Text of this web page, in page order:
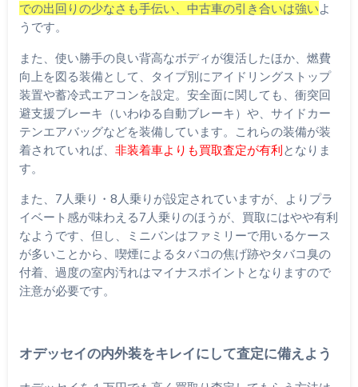
での出回りの少なさも手伝い、中古車の引き合いは強いよ
うです。
また、使い勝手の良い背高なボディが復活したほか、燃費
向上を図る装備として、タイプ別にアイドリングストップ
装置や蓄冷式エアコンを設定。安全面に関しても、衝突回
避支援ブレーキ（いわゆる自動ブレーキ）や、サイドカー
テンエアバッグなどを装備しています。これらの装備が装
着されていれば、 非装着車よりも買取査定が有利 となりま
す。
また、7人乗り・8人乗りが設定されていますが、よりプラ
イベート感が味わえる7人乗りのほうが、買取にはやや有利
なようです、但し、ミニバンはファミリーで用いるケース
が多いことから、喫煙によるタバコの焦げ跡やタバコ臭の
付着、過度の室内汚れはマイナスポイントとなりますので
注意が必要です。
オデッセイの内外装をキレイにして査定に備えよう